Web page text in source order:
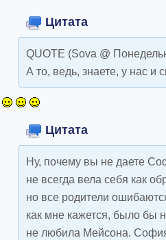
Цитата
QUOTE (Sova @
А то, ведь, знаете, у нас и
Цитата
Ну, почему вы не даете
не всегда вела себя как
но все родители
как мне кажется, было бы
не любила Мейсона.